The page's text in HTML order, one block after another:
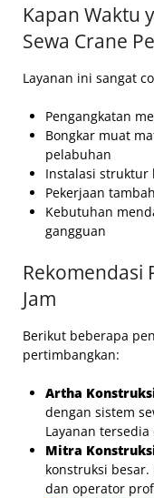
Kapan Waktu
Sewa Crane
Layanan ini sangat
Pengangkatan
Bongkar muat
pelabuhan
Instalasi struktur
Pekerjaan
Kebutuhan
gangguan
Rekomendasi
Jam
Berikut beberapa
pertimbangkan:
Artha
dengan sistem
Layanan
Mitra
konstruksi
dan operator